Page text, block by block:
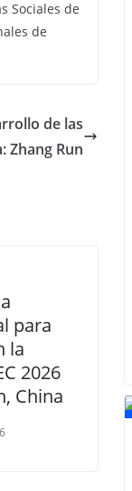
Sociales de
de
de las
Zhang Run
para
la
2026
China